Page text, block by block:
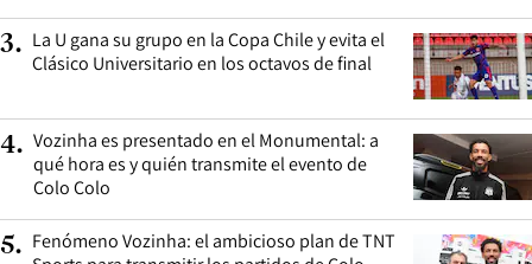
3. La U gana su grupo en la Copa Chile y evita el
Clásico Universitario en los octavos de final
4. Vozinha es presentado en el Monumental: a
qué hora es y quién transmite el evento de
Colo Colo
5. Fenómeno Vozinha: el ambicioso plan de TNT